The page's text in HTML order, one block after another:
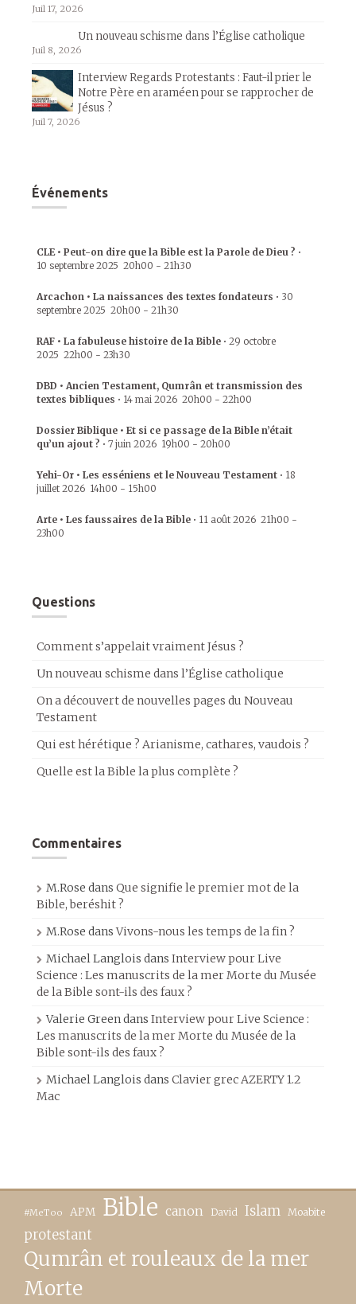
Juil 17, 2026
Un nouveau schisme dans l’Église catholique
Juil 8, 2026
Interview Regards Protestants : Faut-il prier le
Notre Père en araméen pour se rapprocher de
Jésus ?
Juil 7, 2026
Événements
CLE • Peut-on dire que la Bible est la Parole de Dieu ? •
10 septembre 2025 20h00 - 21h30
Arcachon • La naissances des textes fondateurs • 30
septembre 2025 20h00 - 21h30
RAF • La fabuleuse histoire de la Bible • 29 octobre
2025 22h00 - 23h30
DBD • Ancien Testament, Qumrân et transmission des
textes bibliques • 14 mai 2026 20h00 - 22h00
Dossier Biblique • Et si ce passage de la Bible n’était
qu’un ajout ? • 7 juin 2026 19h00 - 20h00
Yehi-Or • Les esséniens et le Nouveau Testament • 18
juillet 2026 14h00 - 15h00
Arte • Les faussaires de la Bible • 11 août 2026 21h00 -
23h00
Questions
Comment s’appelait vraiment Jésus ?
Un nouveau schisme dans l’Église catholique
On a découvert de nouvelles pages du Nouveau
Testament
Qui est hérétique ? Arianisme, cathares, vaudois ?
Quelle est la Bible la plus complète ?
Commentaires
M.Rose dans Que signifie le premier mot de la
Bible, beréshit ?
M.Rose dansVivons-nous les temps de la fin ?
Michael Langlois dans Interview pour Live
Science : Les manuscrits de la mer Morte du Musée
de la Bible sont-ils des faux ?
Valerie Green dans Interview pour Live Science :
Les manuscrits de la mer Morte du Musée de la
Bible sont-ils des faux ?
Michael Langlois dans Clavier grec AZERTY 1.2
Mac
#MeToo APM Bible canon David Islam Moabite
protestant
Qumrân et rouleaux de la mer
Morte